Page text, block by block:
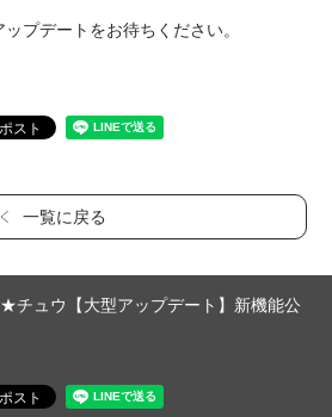
プデートをお待ちください。
一覧に戻る
チュウ【大型アップデート】新機能公